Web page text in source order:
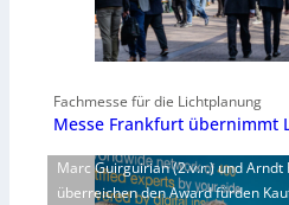
Fachmesse für die Lichtplanung
Messe Frankfurt übernimmt
Marc Guirguirian (2.v.r.) und Arndt
überreichen den Award fürden